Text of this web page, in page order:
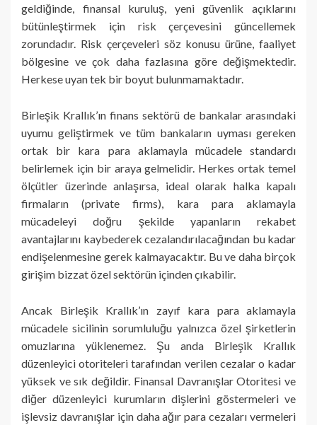
geldiğinde, finansal kuruluş, yeni güvenlik açıklarını
bütünleştirmek için risk çerçevesini güncellemek
zorundadır. Risk çerçeveleri söz konusu ürüne, faaliyet
bölgesine ve çok daha fazlasına göre değişmektedir.
Herkese uyan tek bir boyut bulunmamaktadır.
Birleşik Krallık’ın finans sektörü de bankalar arasındaki
uyumu geliştirmek ve tüm bankaların uyması gereken
ortak bir kara para aklamayla mücadele standardı
belirlemek için bir araya gelmelidir. Herkes ortak temel
ölçütler üzerinde anlaşırsa, ideal olarak halka kapalı
firmaların (private firms), kara para aklamayla
mücadeleyi doğru şekilde yapanların rekabet
avantajlarını kaybederek cezalandırılacağından bu kadar
endişelenmesine gerek kalmayacaktır. Bu ve daha birçok
girişim bizzat özel sektörün içinden çıkabilir.
Ancak Birleşik Krallık’ın zayıf kara para aklamayla
mücadele sicilinin sorumluluğu yalnızca özel şirketlerin
omuzlarına yüklenemez. Şu anda Birleşik Krallık
düzenleyici otoriteleri tarafından verilen cezalar o kadar
yüksek ve sık değildir. Finansal Davranışlar Otoritesi ve
diğer düzenleyici kurumların dişlerini göstermeleri ve
işlevsiz davranışlar için daha ağır para cezaları vermeleri